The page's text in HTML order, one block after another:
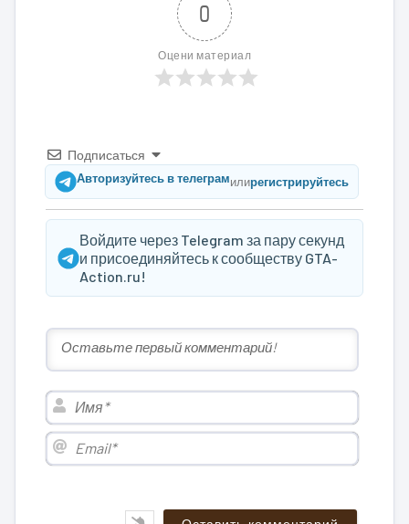
0
Оцени материал
Подписаться
Авторизуйтесь в телеграмилирегистрируйтесь
Войдите через Telegram за пару секунд
и присоединяйтесь к сообществу GTA-
Action.ru!
Имя*
Email*